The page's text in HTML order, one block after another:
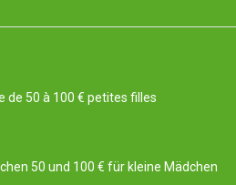
de 50 à 100 € petites filles
50 und 100 € für kleine Mädchen